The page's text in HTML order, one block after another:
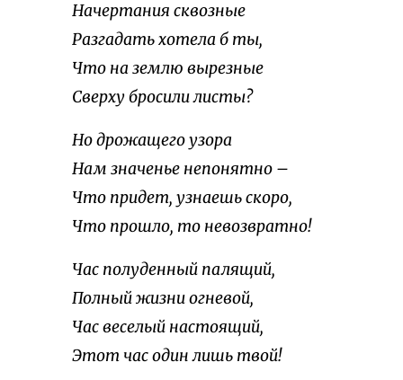
Начертания сквозные
Разгадать хотела б ты,
Что на землю вырезные
Сверху бросили листы?
Но дрожащего узора
Нам значенье непонятно –
Что придет, узнаешь скоро,
Что прошло, то невозвратно!
Час полуденный палящий,
Полный жизни огневой,
Час веселый настоящий,
Этот час один лишь твой!